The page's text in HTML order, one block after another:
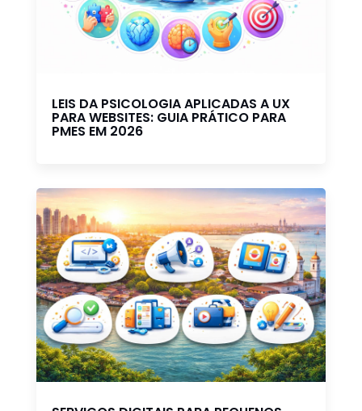
LEIS DA PSICOLOGIA APLICADAS A UX
PARA WEBSITES: GUIA PRÁTICO PARA
PMES EM 2026